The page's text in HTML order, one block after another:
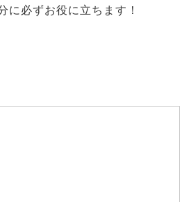
必ずお役に立ちます！